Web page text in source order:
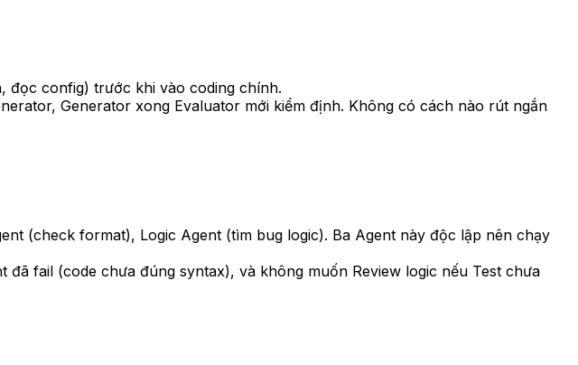
đọc config) trước khi vào coding chính.
Generator xong Evaluator mới kiểm định. Không có cách nào rút ngắn
(check format), Logic Agent (tìm bug logic). Ba Agent này độc lập nên chạy
fail (code chưa đúng syntax), và không muốn Review logic nếu Test chưa